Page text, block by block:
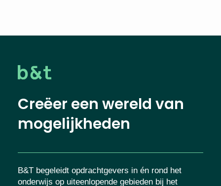
Creëer een wereld van
mogelijkheden
B&T begeleidt opdrachtgevers in én rond het
onderwijs op uiteenlopende gebieden bij het